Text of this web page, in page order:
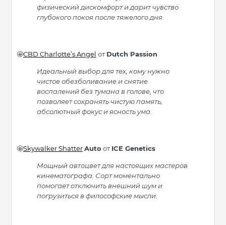
физический дискомфорт и дарит чувство
глубокого покоя после тяжелого дня.
🤩CBD Charlotte’s Angel от Dutch Passion
Идеальный выбор для тех, кому нужно
чистое обезболивание и снятие
воспалений без тумана в голове, что
позволяет сохранять чистую память,
абсолютный фокус и ясность ума.
🤩Skywalker ShatterAuto от ICE Genetics
Мощный автоцвет для настоящих мастеров
кинематографа. Сорт моментально
помогает отключить внешний шум и
погрузиться в философские мысли.